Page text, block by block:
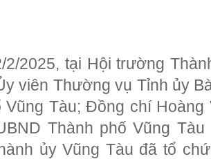
2/2025, tại Hội trường
viên Thường vụ Tỉnh ủy
Vũng Tàu; Đồng chí
Thành phố Vũng
ủy Vũng Tàu đã tổ